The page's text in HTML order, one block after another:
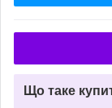
Що таке